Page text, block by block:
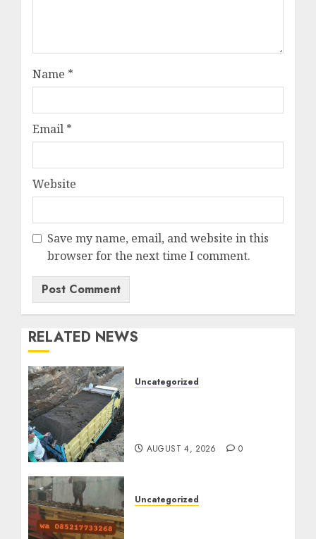
Name *
Email *
Website
Save my name, email, and website in this
browser for the next time I comment.
RELATED NEWS
Uncategorized
AUGUST 4, 2026 0
Uncategorized